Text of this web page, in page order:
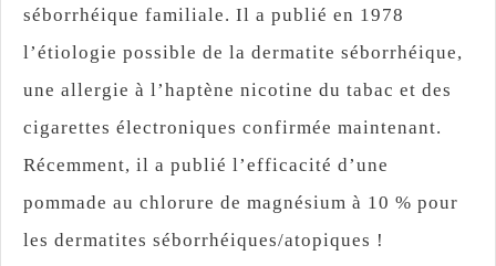
séborrhéique familiale. Il a publié en 1978
l’étiologie possible de la dermatite séborrhéique,
une allergie à l’haptène nicotine du tabac et des
cigarettes électroniques confirmée maintenant.
Récemment, il a publié l’efficacité d’une
pommade au chlorure de magnésium à 10 % pour
les dermatites séborrhéiques/atopiques !